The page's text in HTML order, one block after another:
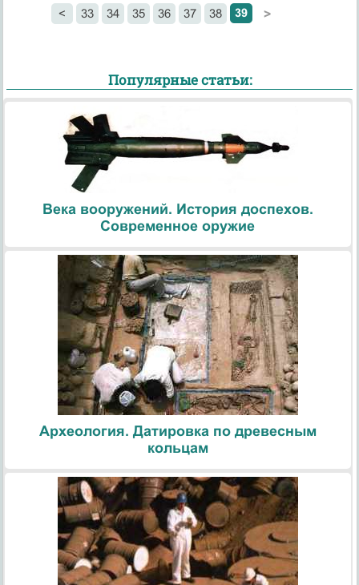
< 33 34 35 36 37 38 39 >
Популярные статьи:
Века вооружений. История доспехов.
Современное оружие
Археология. Датировка по древесным
кольцам